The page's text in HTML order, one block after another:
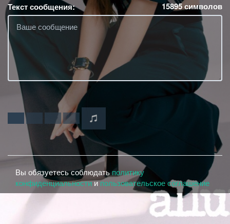
Текст сообщения: 15895символов
Вы обязуетесь соблюдатьполитику
конфиденциальностиипользовательское соглашение